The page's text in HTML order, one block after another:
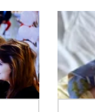
poziomie. Użyj